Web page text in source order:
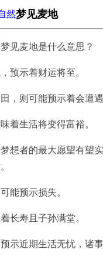
然梦见麦地
见麦地是什么意思？
预示着财运将至。
，则可能预示着会遭遇
着生活将变得富裕。
想者的最大愿望有望
能预示损失。
长寿且子孙满堂。
示近期生活无忧，诸